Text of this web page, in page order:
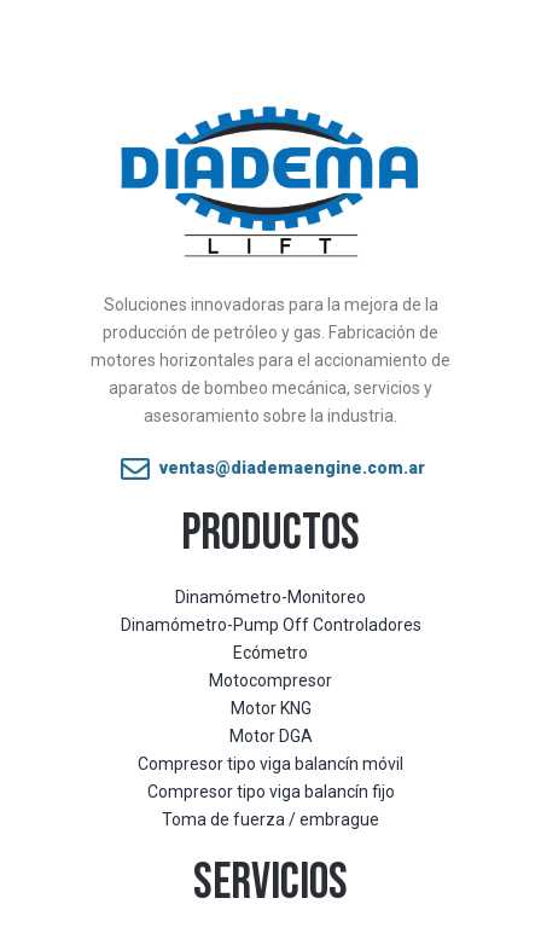
Soluciones innovadoras para la mejora de la
producción de petróleo y gas. Fabricación de
motores horizontales para el accionamiento de
aparatos de bombeo mecánica, servicios y
asesoramiento sobre la industria.
ventas@diademaengine.com.ar
PRODUCTOS
Dinamómetro-Monitoreo
Dinamómetro-Pump Off Controladores
Ecómetro
Motocompresor
Motor KNG
Motor DGA
Compresor tipo viga balancín móvil
Compresor tipo viga balancín fijo
Toma de fuerza / embrague
SERVICIOS